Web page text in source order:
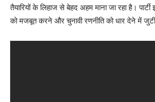
तैयारियों के लिहाज से बेहद अहम माना जा रहा है।
को मजबूत करने और चुनावी रणनीति को धार देने में